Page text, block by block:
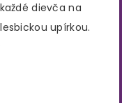
dievča na
upírkou.